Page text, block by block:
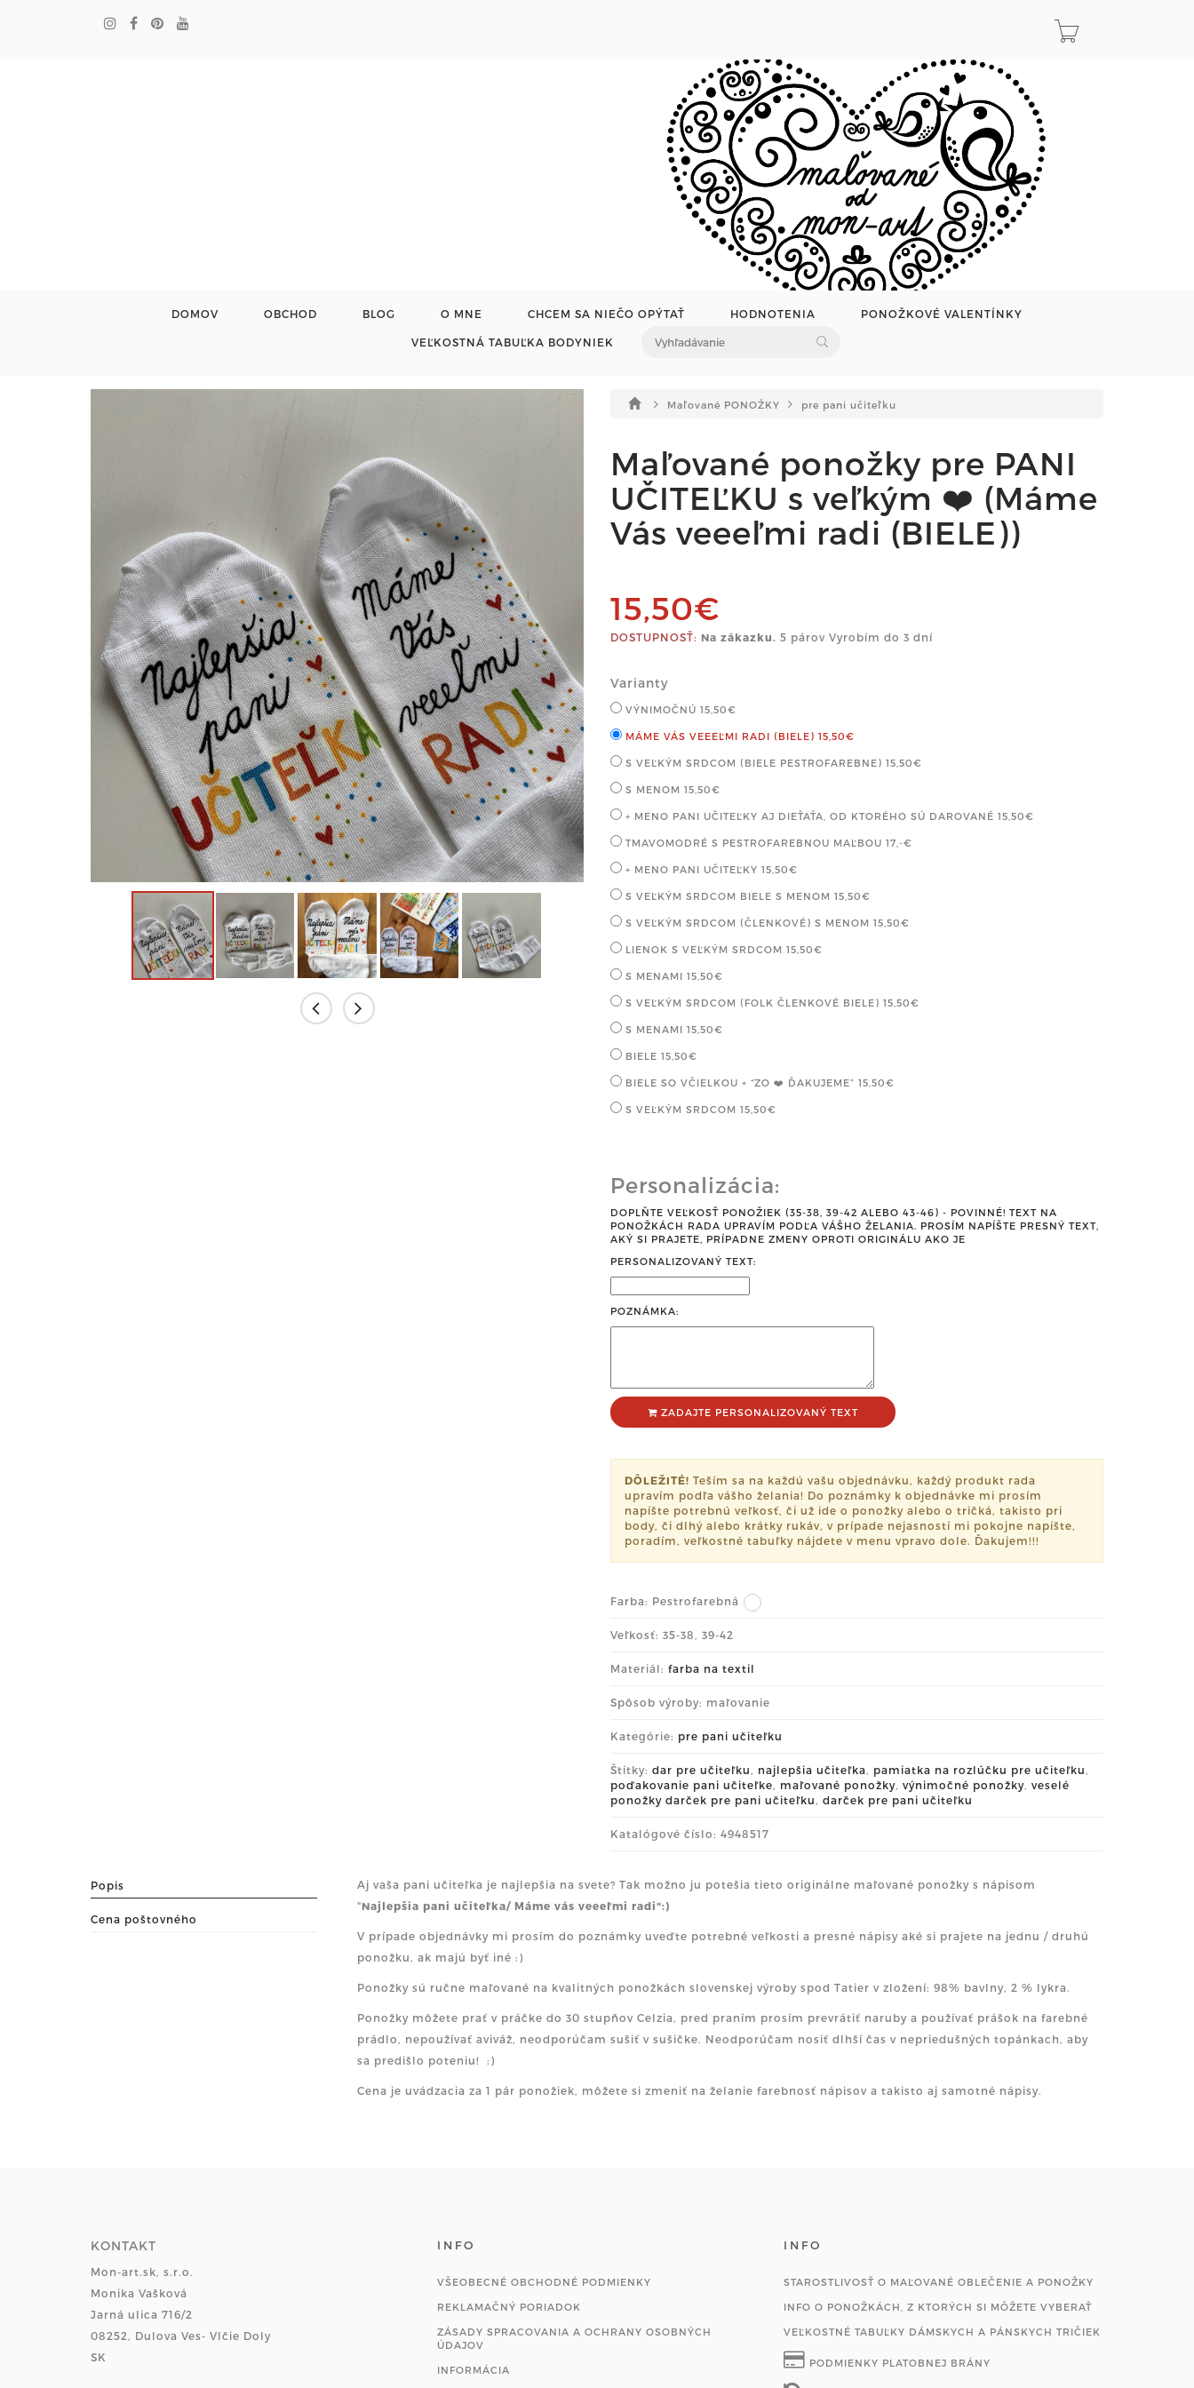
DOMOV OBCHOD BLOG O MNE CHCEM SA NIEČO OPÝTAŤ HODNOTENIA PONOŽKOVÉ VALENTÍNKY
VEĽKOSTNÁ TABUĽKA BODYNIEK
Maľované PONOŽKY pre pani učiteľku
Maľované ponožky pre PANI
UČITEĽKU s veľkým ❤️ (Máme
Vás veeeľmi radi (BIELE))
15,50€
DOSTUPNOSŤ: Na zákazku. 5 párov Vyrobím do 3 dní
Varianty
VÝNIMOČNÚ 15,50€
MÁME VÁS VEEEĽMI RADI (BIELE) 15,50€
S VEĽKÝM SRDCOM (BIELE PESTROFAREBNE) 15,50€
S MENOM 15,50€
+ MENO PANI UČITEĽKY AJ DIEŤAŤA, OD KTORÉHO SÚ DAROVANÉ 15,50€
TMAVOMODRÉ S PESTROFAREBNOU MAĽBOU 17,-€
+ MENO PANI UČITEĽKY 15,50€
S VEĽKÝM SRDCOM BIELE S MENOM 15,50€
S VEĽKÝM SRDCOM (ČLENKOVÉ) S MENOM 15,50€
LIENOK S VEĽKÝM SRDCOM 15,50€
S MENAMI 15,50€
S VEĽKÝM SRDCOM (FOLK ČLENKOVÉ BIELE) 15,50€
S MENAMI 15,50€
BIELE 15,50€
BIELE SO VČIELKOU + “ZO ❤️ ĎAKUJEME” 15,50€
S VEĽKÝM SRDCOM 15,50€
Personalizácia:
DOPLŇTE VEĽKOSŤ PONOŽIEK (35-38, 39-42 ALEBO 43-46) - POVINNÉ! TEXT NA
PONOŽKÁCH RADA UPRAVÍM PODĽA VÁŠHO ŽELANIA. PROSÍM NAPÍŠTE PRESNÝ TEXT,
AKÝ SI PRAJETE, PRÍPADNE ZMENY OPROTI ORIGINÁLU AKO JE
PERSONALIZOVANÝ TEXT:
POZNÁMKA:
ZADAJTE PERSONALIZOVANÝ TEXT
DÔLEŽITÉ! Teším sa na každú vašu objednávku, každý produkt rada
upravím podľa vášho želania! Do poznámky k objednávke mi prosím
napíšte potrebnú veľkosť, či už ide o ponožky alebo o tričká, takisto pri
body, či dlhý alebo krátky rukáv, v prípade nejasností mi pokojne napíšte,
poradím, veľkostné tabuľky nájdete v menu vpravo dole. Ďakujem!!!
Farba: Pestrofarebná
Veľkosť: 35-38, 39-42
Materiál: farba na textil
Spôsob výroby: maľovanie
Kategórie: pre pani učiteľku
Štítky: dar pre učiteľku , najlepšia učiteľka, pamiatka na rozlúčku pre učiteľku ,
poďakovanie pani učiteľke, maľované ponožky, výnimočné ponožky, veselé
ponožky darček pre pani učiteľku , darček pre pani učiteľku
Katalógové číslo: 4948517
Popis
Cena poštovného
Aj vaša pani učiteľka je najlepšia na svete? Tak možno ju potešia tieto originálne maľované ponožky s nápisom
"Najlepšia pani učiteľka/ Máme vás veeeľmi radi":)
V prípade objednávky mi prosím do poznámky uveďte potrebné veľkosti a presné nápisy aké si prajete na jednu / druhú
ponožku, ak majú byť iné :)
Ponožky sú ručne maľované na kvalitných ponožkách slovenskej výroby spod Tatier v zložení: 98% bavlny, 2 % lykra.
Ponožky môžete prať v práčke do 30 stupňov Celzia, pred praním prosím prevrátiť naruby a používať prášok na farebné
prádlo, nepoužívať aviváž, neodporúčam sušiť v sušičke. Neodporúčam nosiť dlhší čas v nepriedušných topánkach, aby
sa predišlo poteniu! :)
Cena je uvádzacia za 1 pár ponožiek, môžete si zmeniť na želanie farebnosť nápisov a takisto aj samotné nápisy.
KONTAKT
Mon-art.sk, s.r.o.
Monika Vašková
Jarná ulica 716/2
08252, Dulova Ves- Vlčie Doly
SK
INFO
VŠEOBECNÉ OBCHODNÉ PODMIENKY
REKLAMAČNÝ PORIADOK
ZÁSADY SPRACOVANIA A OCHRANY OSOBNÝCH
ÚDAJOV
INFORMÁCIA
INFO
STAROSTLIVOSŤ O MAĽOVANÉ OBLEČENIE A PONOŽKY
INFO O PONOŽKÁCH, Z KTORÝCH SI MÔŽETE VYBERAŤ
VEĽKOSTNÉ TABUĽKY DÁMSKYCH A PÁNSKYCH TRIČIEK
PODMIENKY PLATOBNEJ BRÁNY